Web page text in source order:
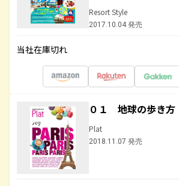
Resort Style
2017.10.04 発売
当社在庫切れ
０１ 地球の歩き
Plat
2018.11.07 発売